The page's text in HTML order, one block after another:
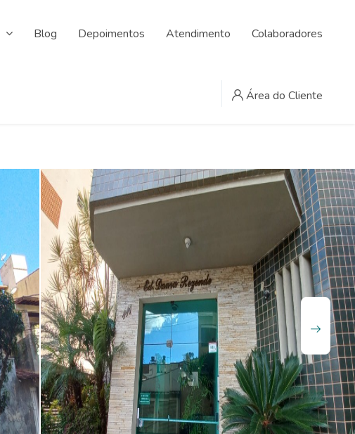
Blog Depoimentos Atendimento Colaboradores
Área do Cliente